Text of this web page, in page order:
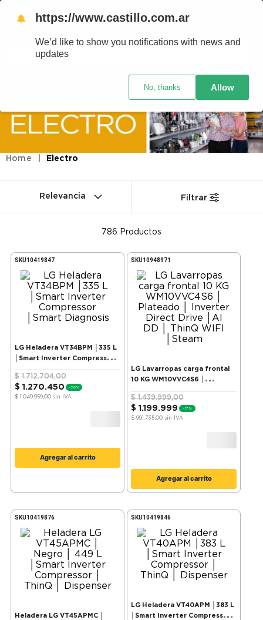
Crédito Castillo
Electro
Relevancia Filtrar
786 Productos
SKU10419847
LG Heladera VT34BPM │335 L
│Smart Inverter Compressor
│Smart Diagnosis
$ 1.712.704,00
$ 1 .270.450 -26%
$ 1.049.959,00 sin IVA
Agregar al carrito
SKU10948971
LG Lavarropas carga frontal
10 KG WM10VVC4S6 │
Plateado │ Inverter Direct
Drive │AI DD │ ThinQ WIFI
│Steam
$ 1.439.999,00
$ 1 .199.999 - 17%
$ 991.735,00 sin IVA
Agregar al carrito
SKU10419876
Heladera LG VT45APMC │
SKU10419846
LG Heladera VT40APM │383 L
│Smart Inverter Compressor │
🔔 https://www.castillo.com.ar
We’d like to show you notifications with news and
updates
No, thanks Allow